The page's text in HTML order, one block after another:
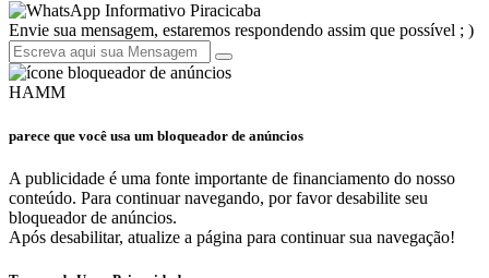
Informativo Piracicaba
Envie sua mensagem, estaremos respondendo assim que possível ; )
HAMM
parece que você usa um bloqueador de anúncios
A publicidade é uma fonte importante de financiamento do nosso
conteúdo. Para continuar navegando, por favor desabilite seu
bloqueador de anúncios.
Após desabilitar, atualize a página para continuar sua navegação!